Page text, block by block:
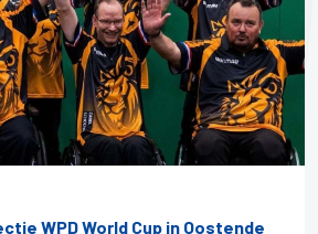
WPD World Cup in Oostende